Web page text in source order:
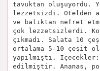
tavuktan oluşuyordu.
lezzetsizdi. Otelden
ve balıktan nefret
çok lezzetsizlerdi.
çıkmadı. Salata 10
ortalama 5-10 çeşit
yapılmıştı. İçecekler:
edilmiştir. Ananas,